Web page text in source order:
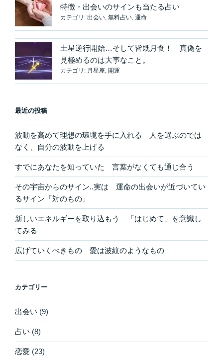
特徴・出会いのサインも当たる占い
カテゴリ: 出会い, 無料占い, 運命
土星逆行開始…そして皆既月食！ 真偽を
見極めるのは大事なこと。
カテゴリ: 月星座, 開運
最近の投稿
波動を高めて理想の環境を手に入れる 人を選ぶのでは
なく、自分の波動を上げる
すでにあなたを知っていた 言葉がなくても通じ合う
その宇宙からのサイン..実は 運命の出会いが近づいてい
るサイン「対のもの」
新しいエネルギーを取り込もう 「はじめて」を意識し
てみる
広げていくべきもの 愛は波紋のようなもの
カテゴリー
出会い (9)
占い (8)
恋愛 (23)